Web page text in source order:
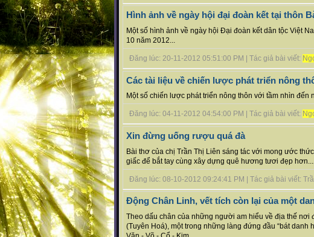
Hình ảnh về ngày hội đại đoàn kết tại thôn
Một số hình ảnh về ngày hội Đại đoàn kết dân tộc Việt
10 năm 2012...
Đăng lúc: 20-11-2012 05:51:00 PM | Tác giả bài viết:
Các tài liệu về chiến lược phát triển nông
Một số chiến lược phát triển nông thôn với tầm nhìn đến
Đăng lúc: 04-11-2012 04:54:00 PM | Tác giả bài viết:
Xin đừng uống rượu quá đà
Bài thơ của chị Trần Thị Liên sáng tác với mong ước
giấc để bắt tay cùng xây dựng quê hương tươi đẹp hơn....
Đăng lúc: 08-10-2012 09:24:41 PM | Tác giả bài viết:
Động Chân Linh, vết tích còn lại của một
Theo dấu chân của những người am hiểu về địa thế nơi
(Tuyên Hoá), một trong những làng đứng đầu “bát danh